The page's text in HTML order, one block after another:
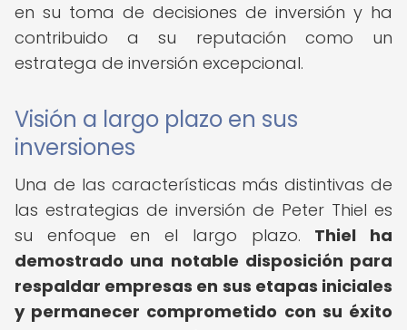
en su toma de decisiones de inversión y ha
contribuido a su reputación como un
estratega de inversión excepcional.
Visión a largo plazo en sus
inversiones
Una de las características más distintivas de
las estrategias de inversión de Peter Thiel es
su enfoque en el largo plazo. Thiel ha
demostrado una notable disposición para
respaldar empresas en sus etapas iniciales
y permanecer comprometido con su éxito